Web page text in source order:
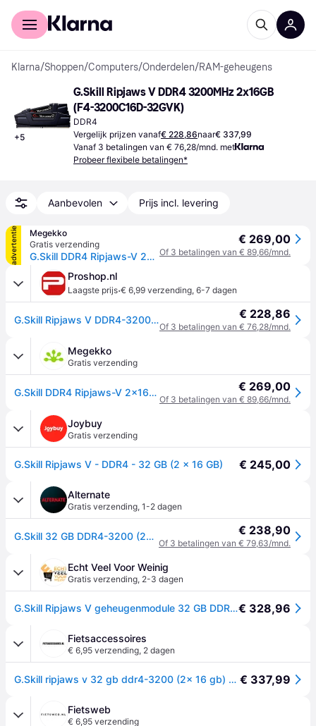
Voor shoppers
Klarna/Shoppen/Computers/Onderdelen/RAM-geheugens
+5
G.Skill Ripjaws V DDR4 3200MHz 2x16GB
(F4-3200C16D-32GVK)
DDR4
Vergelijk prijzen vanaf€ 228,86naar€ 337,99
Vanaf 3 betalingen van € 76,28/mnd. met
Probeer flexibele betalingen*
Aanbevolen Prijs incl. levering
advertentie
Megekko
Gratis verzending
G.Skill DDR4 Ripjaws-V 2x16GB 3200
€ 269,00
Of 3 betalingen van € 89,66/mnd.
Proshop.nl
Laagste prijs·€ 6,99 verzending, 6-7 dagen
G.Skill Ripjaws V DDR4-3200 - 32GB - CL16 - Dual Channel (2 pcs) - Intel XMP - Zwart € 228,86
Of 3 betalingen van € 76,28/mnd.
Megekko
Gratis verzending
G.Skill DDR4 Ripjaws-V 2x16GB 3200 € 269,00
Of 3 betalingen van € 89,66/mnd.
Joybuy
Gratis verzending
G.Skill Ripjaws V - DDR4 - 32 GB (2 x 16 GB) € 245,00
Alternate
Gratis verzending, 1-2 dagen
G.Skill 32 GB DDR4-3200 (2x 16 GB) Kit werkgeheugen € 238,90
Of 3 betalingen van € 79,63/mnd.
Echt Veel Voor Weinig
Gratis verzending, 2-3 dagen
G.Skill Ripjaws V geheugenmodule 32 GB DDR4 3200 MHz€ 328,96
Fietsaccessoires
€ 6,95 verzending, 2 dagen
G.Skill ripjaws v 32 gb ddr4-3200 (2x 16 gb) werkgeheugen (zwart, f4-3200c16d-32gvk, xmp 2.0) € 337,99
Fietsweb
€ 6,95 verzending